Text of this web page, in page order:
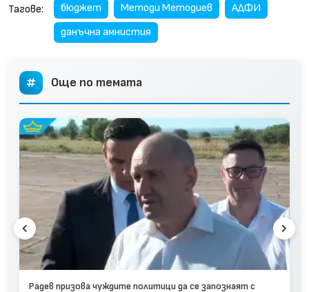
Тагове: бюджет Методи Методиев
АДФИ
данъчна амнистия
Още по темата
Радев призова чуждите политици да се запознаят с